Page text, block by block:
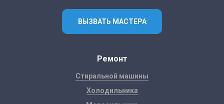
ВЫЗВАТЬ МАСТЕРА
Ремонт
Стиральной машины
Холодильника